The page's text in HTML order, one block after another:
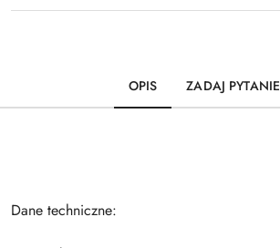
OPIS ZADAJ PYTANIE
Dane techniczne: